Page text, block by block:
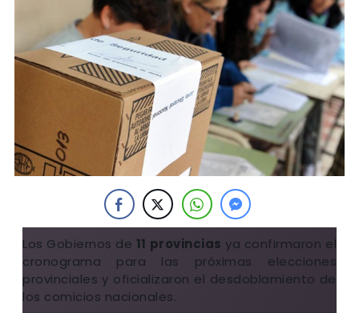
Los Gobiernos de 11 provincias ya confirmaron el
cronograma para las próximas elecciones
provinciales y oficializaron el desdoblamiento de
los comicios nacionales.